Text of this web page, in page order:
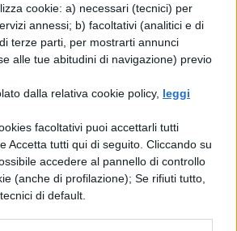
cookie: a) necessari (tecnici) per
annessi; b) facoltativi (analitici e di
terze parti, per mostrarti annunci
alle tue abitudini di navigazione) previo
dalla relativa cookie policy, leggi
facoltativi puoi accettarli tutti
Accetta tutti qui di seguito. Cliccando su
accedere al pannello di controllo
(anche di profilazione); Se rifiuti tutto,
di default.
motivo la propria
sotto attacco o i nostri
ecco che le pagine
immediata penalizzazione
tutto quanto di
nel frattempo. Tophost offre
sul fronte dell’hosting, ma
occorrerà operare in
ancora una volta sono i